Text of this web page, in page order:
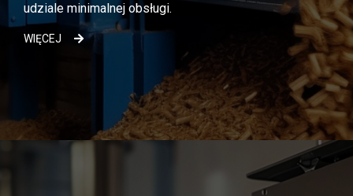
udziale minimalnej obsługi.
WIĘCEJ